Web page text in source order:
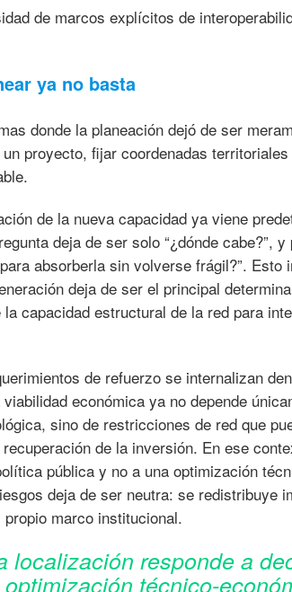
de marcos explícitos de
ya no basta
donde la planeación dejó de ser
proyecto, fijar coordenadas
de la nueva capacidad ya viene
deja de ser solo “¿dónde cabe?”,
absorberla sin volverse frágil?”.
deja de ser el principal
capacidad estructural de la red para
de refuerzo se internalizan
económica ya no depende
sino de restricciones de red que
de la inversión. En ese
pública y no a una optimización
deja de ser neutra: se redistribuye
marco institucional.
localización responde a
técnico-